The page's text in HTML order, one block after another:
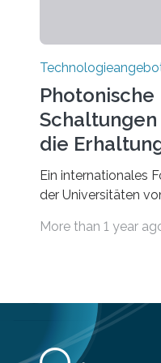
Photonische
die
neu
Ein internationales
der Universitäten
Pennsylvania State
optische
Entdeckung wurde
2025 in der
More than 1 year